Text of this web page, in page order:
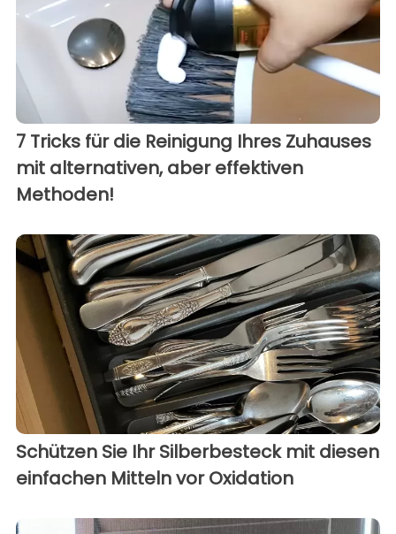
7 Tricks für die Reinigung Ihres Zuhauses
mit alternativen, aber effektiven
Methoden!
Schützen Sie Ihr Silberbesteck mit diesen
einfachen Mitteln vor Oxidation